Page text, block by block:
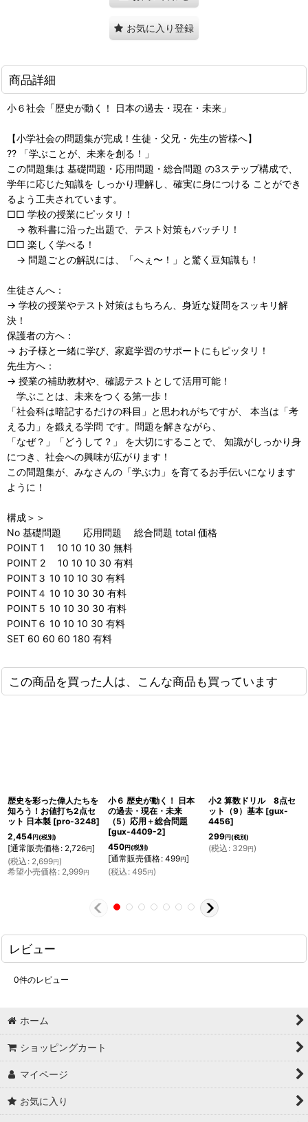
お気に入り登録
商品詳細
小６社会「歴史が動く！ 日本の過去・現在・未来」
【小学社会の問題集が完成！生徒・父兄・先生の皆様へ】
?? 「学ぶことが、未来を創る！」
この問題集は 基礎問題・応用問題・総合問題 の3ステップ構成で、
学年に応じた知識を しっかり理解し、確実に身につける ことができ
るよう工夫されています。
□□ 学校の授業にピッタリ！
→ 教科書に沿った出題で、テスト対策もバッチリ！
□□ 楽しく学べる！
→ 問題ごとの解説には、「へぇ〜！」と驚く豆知識も！
生徒さんへ：
→ 学校の授業やテスト対策はもちろん、身近な疑問をスッキリ解
決！
保護者の方へ：
→ お子様と一緒に学び、家庭学習のサポートにもピッタリ！
先生方へ：
→ 授業の補助教材や、確認テストとして活用可能！
学ぶことは、未来をつくる第一歩！
「社会科は暗記するだけの科目」と思われがちですが、 本当は「考
える力」を鍛える学問 です。問題を解きながら、
「なぜ？」「どうして？」 を大切にすることで、 知識がしっかり身
につき、社会への興味が広がります！
この問題集が、みなさんの「学ぶ力」を育てるお手伝いになります
ように！
構成＞＞
No 基礎問題 応用問題 総合問題 total 価格
POINT 1 10 10 10 30 無料
POINT 2 10 10 10 30 有料
POINT３ 10 10 10 30 有料
POINT４ 10 10 30 30 有料
POINT５ 10 10 30 30 有料
POINT６ 10 10 10 30 有料
SET 60 60 60 180 有料
この商品を買った人は、こんな商品も買っています
歴史を彩った偉人たちを
知ろう！お値打ち2点セ
ット 日本製 [pro-3248]
2,454円(税別)
[通常販売価格: 2,726円]
(税込 : 2,699円)
希望小売価格: 2,999円
小６ 歴史が動く！ 日本
の過去・現在・未来
（5）応用＋総合問題
[gux-4409-2]
450円(税別)
[通常販売価格: 499円]
(税込 : 495円)
小2 算数ドリル 8点セ
ット（9）基本 [gux-
4456]
299円(税別)
(税込 : 329円)
レビュー
0件のレビュー
ホーム
ショッピングカート
マイページ
お気に入り